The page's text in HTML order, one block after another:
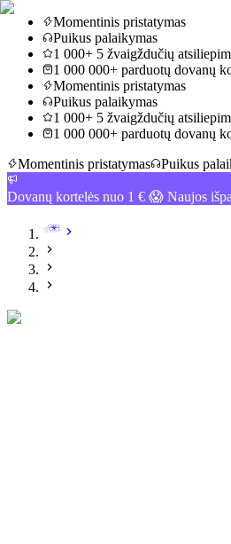
Momentinis pristatymas
Puikus palaikymas
1 000+ 5 žvaigždučių
1 000 000+ parduotų dovanų
Momentinis pristatymas
Puikus palaikymas
1 000+ 5 žvaigždučių
1 000 000+ parduotų dovanų
Momentinis pristatymas
Puikus
Dovanų kortelės nuo 1 € 😱 Naujos